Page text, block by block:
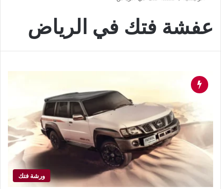
عفشة فتك في الرياض
ورشة فتك